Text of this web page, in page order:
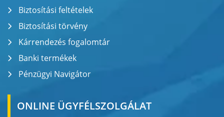
Biztosítási feltételek
Biztosítási törvény
Kárrendezés fogalomtár
Banki termékek
Pénzügyi Navigátor
ONLINE ÜGYFÉLSZOLGÁLAT